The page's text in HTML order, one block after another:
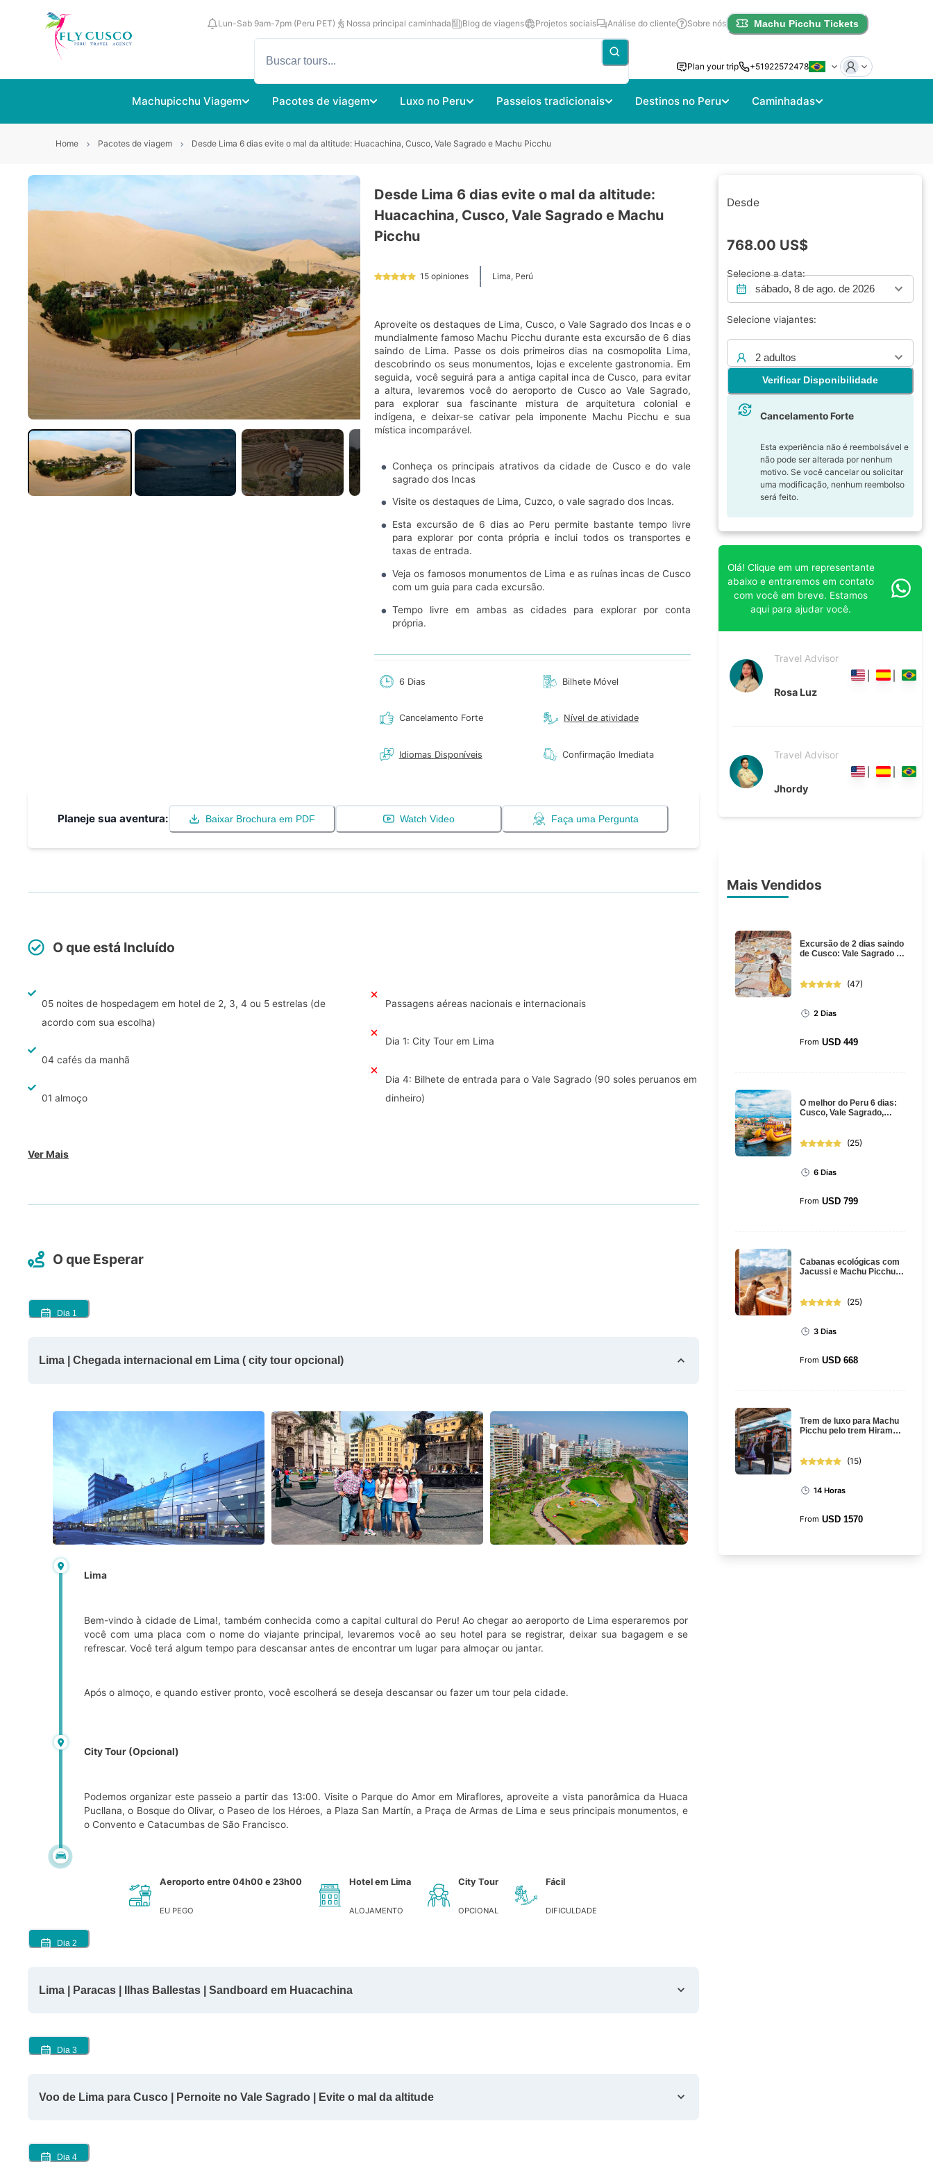
Lun-Sab 9am-7pm (Peru PET) Nossa principal caminhada Blog de viagens Projetos sociais Análise do cliente Sobre nós Machu Picchu Tickets
Plan your trip +51922572478
Machupicchu Viagem Pacotes de viagem Luxo no Peru Passeios tradicionais Destinos no Peru Caminhadas
Home Pacotes de viagem Desde Lima 6 dias evite o mal da altitude: Huacachina, Cusco, Vale Sagrado e Machu Picchu
Desde Lima 6 dias evite o mal da altitude:
Huacachina, Cusco, Vale Sagrado e Machu
Picchu
15 opiniones Lima, Perú
Aproveite os destaques de Lima, Cusco, o Vale Sagrado dos Incas e o
mundialmente famoso Machu Picchu durante esta excursão de 6 dias
saindo de Lima. Passe os dois primeiros dias na cosmopolita Lima,
descobrindo os seus monumentos, lojas e excelente gastronomia. Em
seguida, você seguirá para a antiga capital inca de Cusco, para evitar
a altura, levaremos você do aeroporto de Cusco ao Vale Sagrado,
para explorar sua fascinante mistura de arquitetura colonial e
indígena, e deixar-se cativar pela imponente Machu Picchu e sua
mística incomparável.
Conheça os principais atrativos da cidade de Cusco e do vale
sagrado dos Incas
Visite os destaques de Lima, Cuzco, o vale sagrado dos Incas.
Esta excursão de 6 dias ao Peru permite bastante tempo livre
para explorar por conta própria e inclui todos os transportes e
taxas de entrada.
Veja os famosos monumentos de Lima e as ruínas incas de Cusco
com um guia para cada excursão.
Tempo livre em ambas as cidades para explorar por conta
própria.
6 Dias
Cancelamento Forte
Idiomas Disponíveis
Bilhete Móvel
Nível de atividade
Confirmação Imediata
Planeje sua aventura: Baixar Brochura em PDF Watch Video Faça uma Pergunta
O que está Incluído
05 noites de hospedagem em hotel de 2, 3, 4 ou 5 estrelas (de
acordo com sua escolha)
04 cafés da manhã
01 almoço
Passagens aéreas nacionais e internacionais
Dia 1: City Tour em Lima
Dia 4: Bilhete de entrada para o Vale Sagrado (90 soles peruanos em
dinheiro)
Ver Mais
O que Esperar
Dia 1
Lima | Chegada internacional em Lima ( city tour opcional)
Lima
Bem-vindo à cidade de Lima!, também conhecida como a capital cultural do Peru! Ao chegar ao aeroporto de Lima esperaremos por
você com uma placa com o nome do viajante principal, levaremos você ao seu hotel para se registrar, deixar sua bagagem e se
refrescar. Você terá algum tempo para descansar antes de encontrar um lugar para almoçar ou jantar.
Após o almoço, e quando estiver pronto, você escolherá se deseja descansar ou fazer um tour pela cidade.
City Tour (Opcional)
Podemos organizar este passeio a partir das 13:00. Visite o Parque do Amor em Miraflores, aproveite a vista panorâmica da Huaca
Pucllana, o Bosque do Olivar, o Paseo de los Héroes, a Plaza San Martín, a Praça de Armas de Lima e seus principais monumentos, e
o Convento e Catacumbas de São Francisco.
Aeroporto entre 04h00 e 23h00
EU PEGO
Hotel em Lima
ALOJAMENTO
City Tour
OPCIONAL
Fácil
DIFICULDADE
Dia 2
Lima | Paracas | Ilhas Ballestas | Sandboard em Huacachina
Dia 3
Voo de Lima para Cusco | Pernoite no Vale Sagrado | Evite o mal da altitude
Dia 4
Desde
768.00 US$
Selecione a data:
sábado, 8 de ago. de 2026
Selecione viajantes:
2 adultos
Verificar Disponibilidade
Cancelamento Forte
Esta experiência não é reembolsável e
não pode ser alterada por nenhum
motivo. Se você cancelar ou solicitar
uma modificação, nenhum reembolso
será feito.
Olá! Clique em um representante
abaixo e entraremos em contato
com você em breve. Estamos
aqui para ajudar você.
Travel Advisor
Rosa Luz
Travel Advisor
Jhordy
Mais Vendidos
Excursão de 2 dias saindo
de Cusco: Vale Sagrado e
(47)
2 Dias
From USD 449
O melhor do Peru 6 dias:
Cusco, Vale Sagrado,
(25)
6 Dias
From USD 799
Cabanas ecológicas com
Jacussi e Machu Picchu:
(25)
3 Dias
From USD 668
Trem de luxo para Machu
Picchu pelo trem Hiram
(15)
14 Horas
From USD 1570